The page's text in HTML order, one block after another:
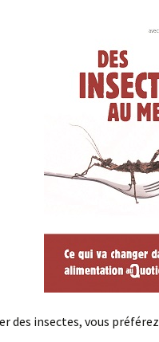
des insectes, vous préférez